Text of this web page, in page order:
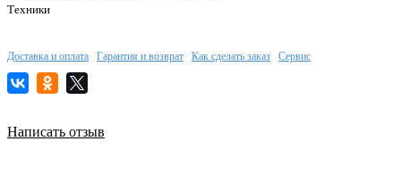
Техники
Доставка и оплата Гарантия и возврат Как сделать заказ Сервис
Написать отзыв